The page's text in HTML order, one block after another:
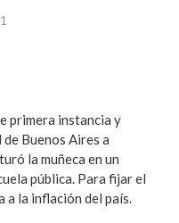
primera instancia y
Buenos Aires a
la muñeca en un
pública. Para fijar el
a la inflación del país.